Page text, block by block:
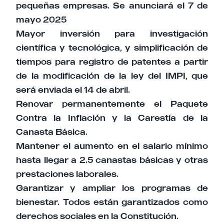
pequeñas empresas. Se anunciará el 7 de
mayo 2025
Mayor inversión para investigación
científica y tecnológica, y simplificación de
tiempos para registro de patentes a partir
de la modificación de la ley del IMPI, que
será enviada el 14 de abril.
Renovar permanentemente el Paquete
Contra la Inflación y la Carestía de la
Canasta Básica.
Mantener el aumento en el salario mínimo
hasta llegar a 2.5 canastas básicas y otras
prestaciones laborales.
Garantizar y ampliar los programas de
bienestar. Todos están garantizados como
derechos sociales en la Constitución.